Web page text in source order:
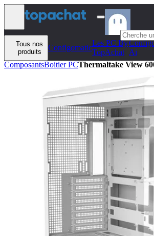
Aller au contenu
Tous nos
produits
Configomatic
Les PC By
TopAchat Ai
ComposantsBoitier PCThermaltake View